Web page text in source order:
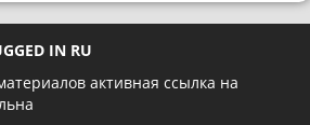
IN RU
активная ссылка на